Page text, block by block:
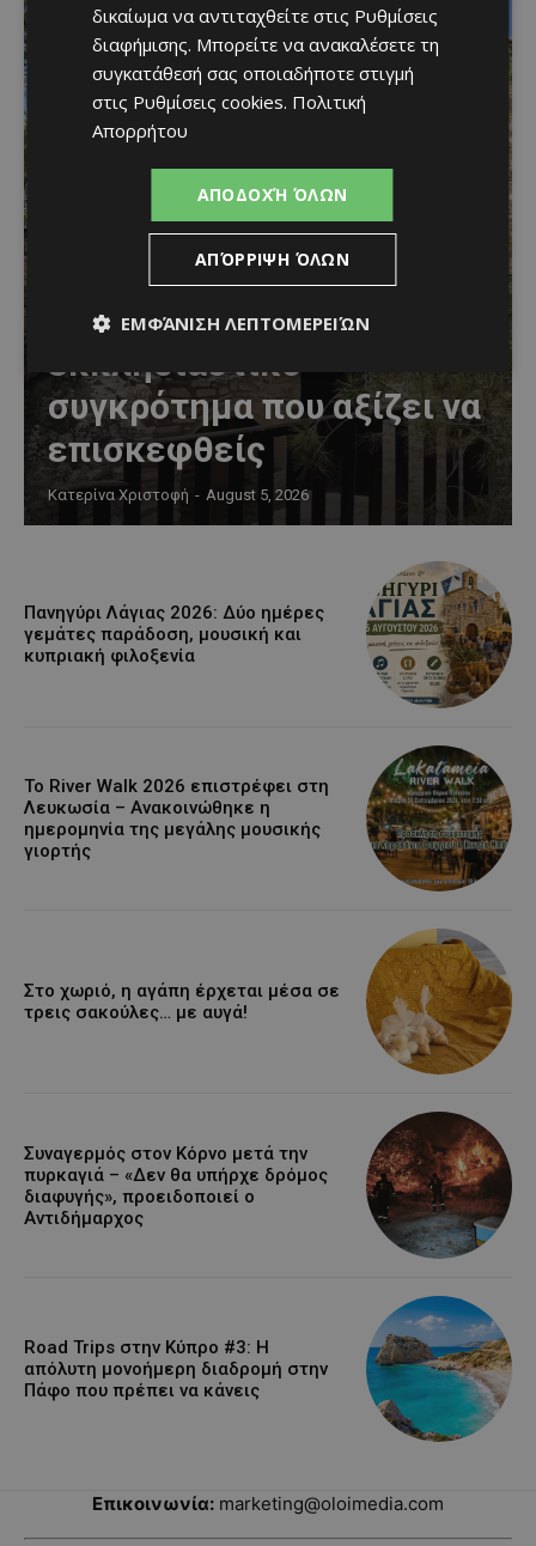
Στα Κελλιά Λάρνακας
υπάρχει ένα ξεχωριστό
εκκλησιαστικό
συγκρότημα που αξίζει να
επισκεφθείς
Κατερίνα Χριστοφή - August 5, 2026
Πανηγύρι Λάγιας 2026: Δύο ημέρες
γεμάτες παράδοση, μουσική και
κυπριακή φιλοξενία
Το River Walk 2026 επιστρέφει στη
Λευκωσία – Ανακοινώθηκε η
ημερομηνία της μεγάλης μουσικής
γιορτής
Στο χωριό, η αγάπη έρχεται μέσα σε
τρεις σακούλες… με αυγά!
Συναγερμός στον Κόρνο μετά την
πυρκαγιά – «Δεν θα υπήρχε δρόμος
διαφυγής», προειδοποιεί ο
Αντιδήμαρχος
Road Trips στην Κύπρο #3: Η
απόλυτη μονοήμερη διαδρομή στην
Πάφο που πρέπει να κάνεις
Επικοινωνία: marketing@oloimedia.com
δικαίωμα να αντιταχθείτε στις Ρυθμίσεις
διαφήμισης. Μπορείτε να ανακαλέσετε τη
συγκατάθεσή σας οποιαδήποτε στιγμή
στις Ρυθμίσεις cookies. Πολιτική
Απορρήτου
ΑΠΟΔΟΧΉ ΌΛΩΝ
ΑΠΌΡΡΙΨΗ ΌΛΩΝ
ΕΜΦΆΝΙΣΗ ΛΕΠΤΟΜΕΡΕΙΏΝ